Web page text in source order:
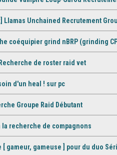
Llamas Unchained Recrutement
coéquipier grind nBRP (grinding
de roster raid vet
d'un heal ! sur pc
Groupe Raid Débutant
la recherche de compagnons
[ gameur, gameuse ] pour du duo